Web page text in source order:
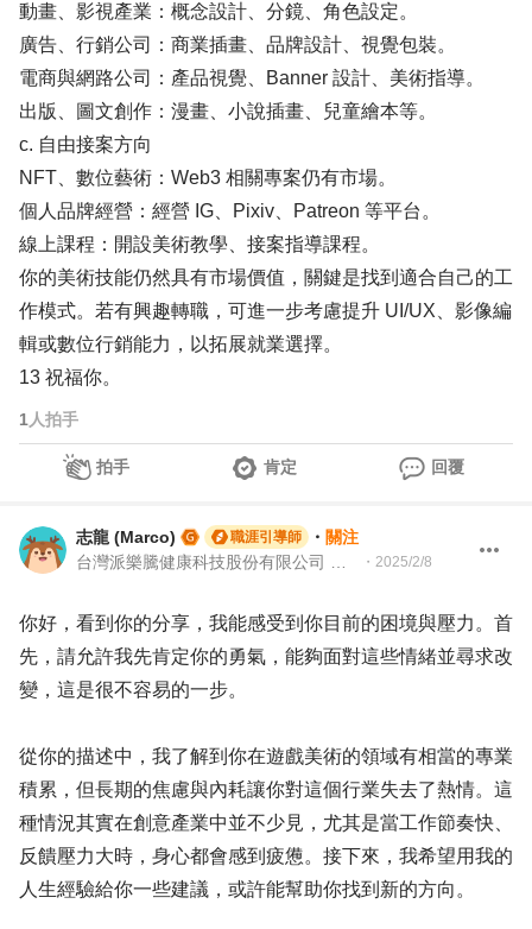
動畫、影視產業：概念設計、分鏡、角色設定。
廣告、行銷公司：商業插畫、品牌設計、視覺包裝。
電商與網路公司：產品視覺、Banner 設計、美術指導。
出版、圖文創作：漫畫、小說插畫、兒童繪本等。
c. 自由接案方向
NFT、數位藝術：Web3 相關專案仍有市場。
個人品牌經營：經營 IG、Pixiv、Patreon 等平台。
線上課程：開設美術教學、接案指導課程。
你的美術技能仍然具有市場價值，關鍵是找到適合自己的工
作模式。若有興趣轉職，可進一步考慮提升 UI/UX、影像編
輯或數位行銷能力，以拓展就業選擇。
13 祝福你。
1 人拍手
拍手 肯定 回覆
志龍 (Marco) 職涯引導師 ・ 關注
・ 2025/2/8
你好，看到你的分享，我能感受到你目前的困境與壓力。首
先，請允許我先肯定你的勇氣，能夠面對這些情緒並尋求改
變，這是很不容易的一步。
從你的描述中，我了解到你在遊戲美術的領域有相當的專業
積累，但長期的焦慮與內耗讓你對這個行業失去了熱情。這
種情況其實在創意產業中並不少見，尤其是當工作節奏快、
反饋壓力大時，身心都會感到疲憊。接下來，我希望用我的
人生經驗給你一些建議，或許能幫助你找到新的方向。